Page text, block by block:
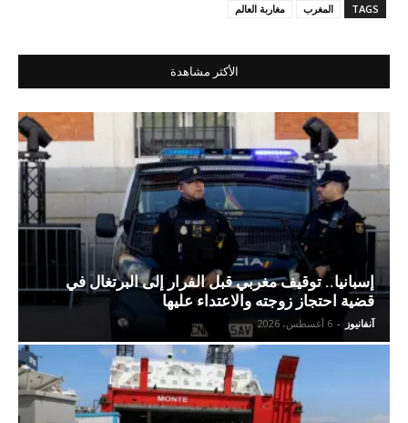
TAGS المغرب مغاربة العالم
الأكثر مشاهدة
إسبانيا.. توقيف مغربي قبل الفرار إلى البرتغال في
قضية احتجاز زوجته والاعتداء عليها
آنفانيوز - 6 أغسطس، 2026